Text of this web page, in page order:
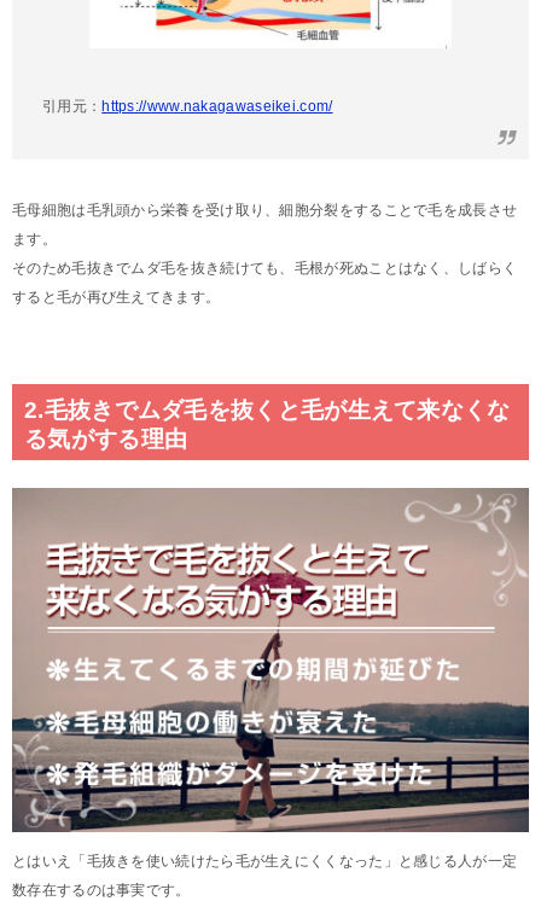
引用元：https://www.nakagawaseikei.com/
毛母細胞は毛乳頭から栄養を受け取り、細胞分裂をすることで毛を成長させ
ます。
そのため毛抜きでムダ毛を抜き続けても、毛根が死ぬことはなく、しばらく
すると毛が再び生えてきます。
2.毛抜きでムダ毛を抜くと毛が生えて来なくな
る気がする理由
とはいえ「毛抜きを使い続けたら毛が生えにくくなった」と感じる人が一定
数存在するのは事実です。